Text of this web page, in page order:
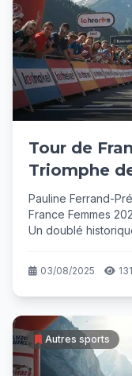
Tour de
Triomphe
Prévot
Pauline Ferrand-
France Femmes
Un doublé
03/08/2025
Autres sports